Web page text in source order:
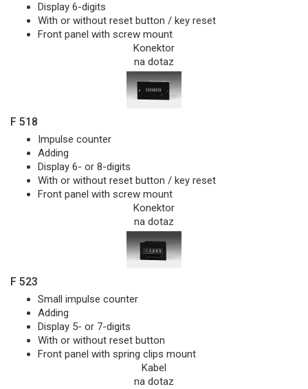
Display 6-digits
With or without reset button / key reset
Front panel with screw mount
Konektor
na dotaz
F 518
Impulse counter
Adding
Display 6- or 8-digits
With or without reset button / key reset
Front panel with screw mount
Konektor
na dotaz
F 523
Small impulse counter
Adding
Display 5- or 7-digits
With or without reset button
Front panel with spring clips mount
Kabel
na dotaz